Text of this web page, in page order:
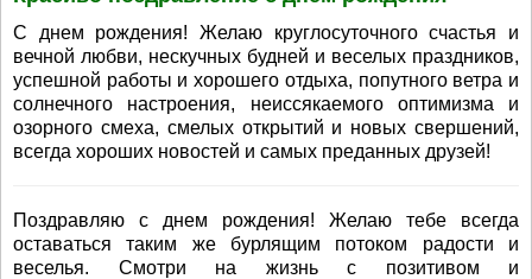
С днем рождения! Желаю круглосуточного счастья и
вечной любви, нескучных будней и веселых праздников,
успешной работы и хорошего отдыха, попутного ветра и
солнечного настроения, неиссякаемого оптимизма и
озорного смеха, смелых открытий и новых свершений,
всегда хороших новостей и самых преданных друзей!
Поздравляю с днем рождения! Желаю тебе всегда
оставаться таким же бурлящим потоком радости и
веселья. Смотри на жизнь с позитивом и